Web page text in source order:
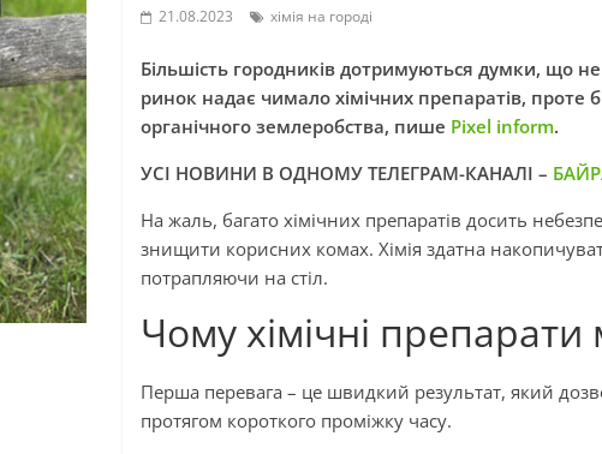
21.08.2023 хімія на городі
Більшість городників дотримуються думки, що
ринок надає чимало хімічних препаратів, проте
органічного землеробства, пише Pixel inform.
УСІ НОВИНИ В ОДНОМУ ТЕЛЕГРАМ-КАНАЛІ –
На жаль, багато хімічних препаратів досить
знищити корисних комах. Хімія здатна
потрапляючи на стіл.
Чому хімічні
Перша перевага – це швидкий результат, який
протягом короткого проміжку часу.